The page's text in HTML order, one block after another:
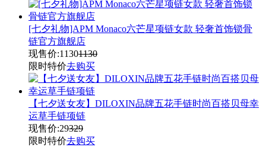
[七夕礼物]APM Monaco六芒星项链女款 轻奢首饰锁骨
链官方旗舰店
现售价:11301130
限时特价去购买
【七夕送女友】DILOXIN品牌五花手链时尚百搭贝母幸
运草手链项链
现售价:29329
限时特价去购买